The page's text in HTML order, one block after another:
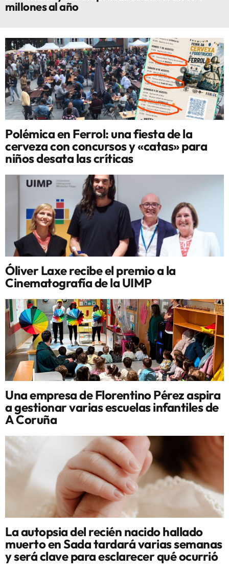
millones al año
Polémica en Ferrol: una fiesta de la
cerveza con concursos y «catas» para
niños desata las críticas
Óliver Laxe recibe el premio a la
Cinematografía de la UIMP
Una empresa de Florentino Pérez aspira
a gestionar varias escuelas infantiles de
A Coruña
La autopsia del recién nacido hallado
muerto en Sada tardará varias semanas
y será clave para esclarecer qué ocurrió